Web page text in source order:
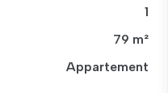
1
79 m²
Appartement